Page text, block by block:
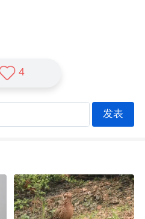
4
发表